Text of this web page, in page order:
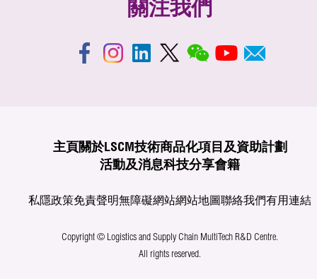
關注我們
主頁關於LSCM技術商品化項目及資助計劃
活動及消息科技分享會籍
私隱政策免責聲明無障礙網站網站地圖聯絡我們有用連結
Copyright © Logistics and Supply Chain MultiTech R&D Centre.
All rights reserved.